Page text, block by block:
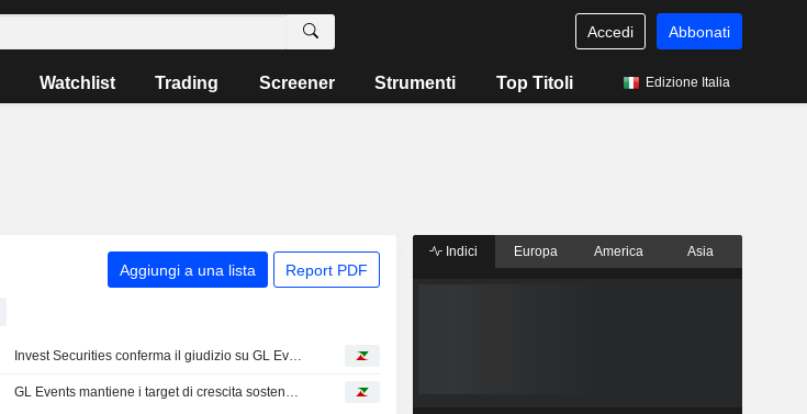
Accedi Abbonati
Watchlist Trading Screener Strumenti Top Titoli Edizione Italia
Aggiungi a una lista Report PDF
Invest Securities conferma il giudizio su GL Events dopo i risultati del primo semestre
GL Events mantiene i target di crescita sostenuti dalle attività Live e Venues
Indici Europa America Asia